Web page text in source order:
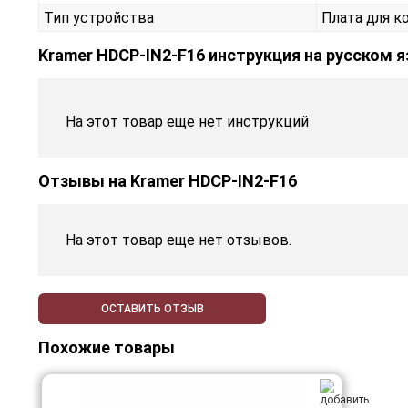
Тип устройства
Плата для
Kramer HDCP-IN2-F16 инструкция на русском
На этот товар еще нет инструкций
Отзывы на Kramer HDCP-IN2-F16
На этот товар еще нет отзывов.
ОСТАВИТЬ ОТЗЫВ
Похожие товары